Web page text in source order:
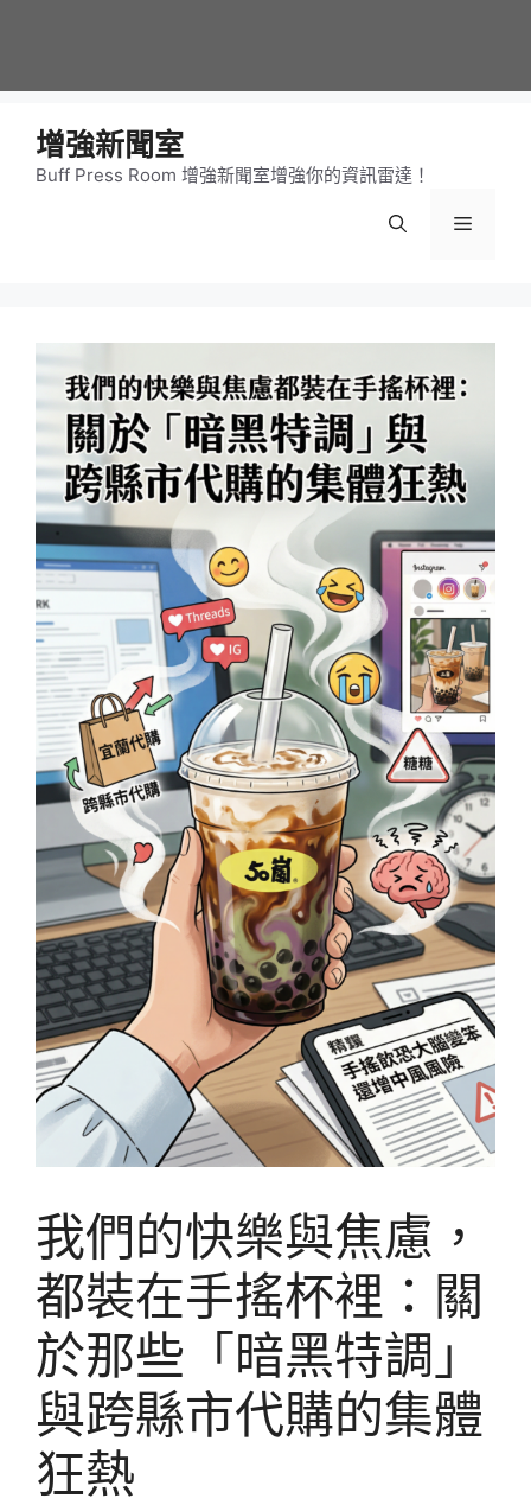
增強新聞室
Buff Press Room 增強新聞室增強你的資訊雷達！
選
我們的快樂與焦慮，
都裝在手搖杯裡：關
於那些「暗黑特調」
與跨縣市代購的集體
狂熱